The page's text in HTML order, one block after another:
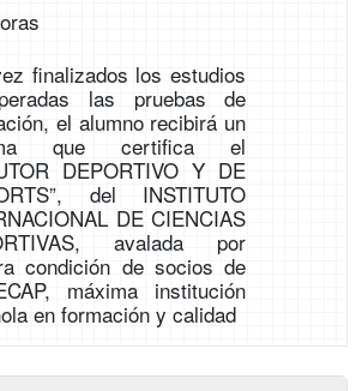
finalizados los estudios
las pruebas de
el alumno recibirá un
que certifica el
DEPORTIVO Y DE
del INSTITUTO
DE CIENCIAS
avalada por
condición de socios de
máxima institución
en formación y calidad